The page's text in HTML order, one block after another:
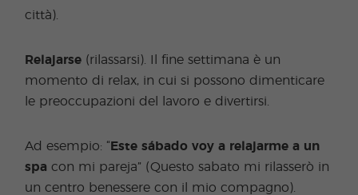
città).
Relajarse (rilassarsi). Il fine settimana è un
momento di relax, in cui si possono dimenticare
le preoccupazioni del lavoro e divertirsi.
Ad esempio: “ Este sábado voy a relajarme a un
spa con mi pareja” (Questo sabato mi rilasserò in
un centro benessere con il mio compagno).